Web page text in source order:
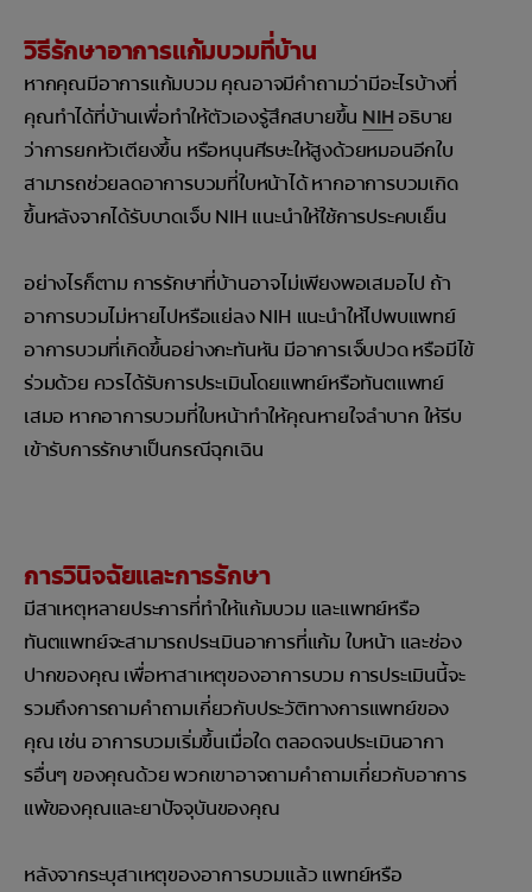
วิธีรักษาอาการแก้มบวมที่บ้าน
หากคุณมีอาการแก้มบวม คุณอาจมีคำถามว่ามีอะไรบ้างที่
คุณทำได้ที่บ้านเพื่อทำให้ตัวเองรู้สึกสบายขึ้น NIH อธิบาย
ว่าการยกหัวเตียงขึ้น หรือหนุนศีรษะให้สูงด้วยหมอนอีกใบ
สามารถช่วยลดอาการบวมที่ใบหน้าได้ หากอาการบวมเกิด
ขึ้นหลังจากได้รับบาดเจ็บ NIH แนะนำให้ใช้การประคบเย็น
อย่างไรก็ตาม การรักษาที่บ้านอาจไม่เพียงพอเสมอไป ถ้า
อาการบวมไม่หายไปหรือแย่ลง NIH แนะนำให้ไปพบแพทย์
อาการบวมที่เกิดขึ้นอย่างกะทันหัน มีอาการเจ็บปวด หรือมีไข้
ร่วมด้วย ควรได้รับการประเมินโดยแพทย์หรือทันตแพทย์
เสมอ หากอาการบวมที่ใบหน้าทำให้คุณหายใจลำบาก ให้รีบ
เข้ารับการรักษาเป็นกรณีฉุกเฉิน
การวินิจฉัยและการรักษา
มีสาเหตุหลายประการที่ทำให้แก้มบวม และแพทย์หรือ
ทันตแพทย์จะสามารถประเมินอาการที่แก้ม ใบหน้า และช่อง
ปากของคุณ เพื่อหาสาเหตุของอาการบวม การประเมินนี้จะ
รวมถึงการถามคำถามเกี่ยวกับประวัติทางการแพทย์ของ
คุณ เช่น อาการบวมเริ่มขึ้นเมื่อใด ตลอดจนประเมินอากา
รอื่นๆ ของคุณด้วย พวกเขาอาจถามคำถามเกี่ยวกับอาการ
แพ้ของคุณและยาปัจจุบันของคุณ
หลังจากระบุสาเหตุของอาการบวมแล้ว แพทย์หรือ